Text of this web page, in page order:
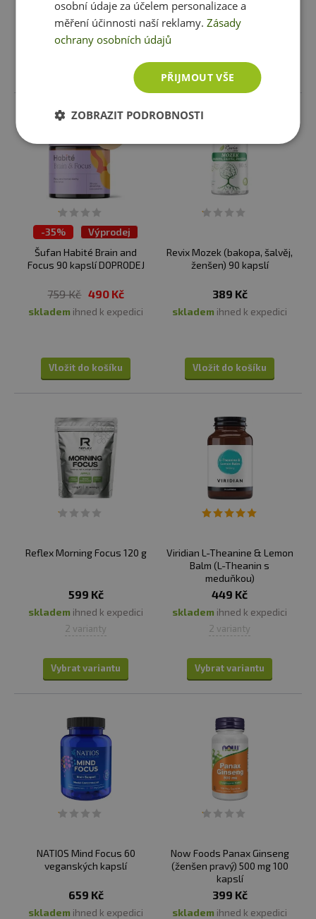
sklademihned k expedici
1 varianta
sklademihned k expedici
Vložit do košíku
-35%
Výprodej
Šufan Habité Brain and
Focus 90 kapslí DOPRODEJ
759 Kč 490 Kč
skladem ihned k expedici
Vložit do košíku
Revix Mozek (bakopa, šalvěj,
ženšen) 90 kapslí
389 Kč
skladem ihned k expedici
Vložit do košíku
Reflex Morning Focus 120 g
599 Kč
skladem ihned k expedici
2 varianty
Vybrat variantu
Viridian L-Theanine & Lemon
Balm (L-Theanin s
meduňkou)
449 Kč
skladem ihned k expedici
2 varianty
Vybrat variantu
NATIOS Mind Focus 60
veganských kapslí
659 Kč
skladem ihned k expedici
Now Foods Panax Ginseng
(ženšen pravý) 500 mg 100
kapslí
399 Kč
skladem ihned k expedici
osobní údaje za účelem personalizace a
měření účinnosti naší reklamy.Zásady
ochrany osobních údajů
PŘIJMOUT VŠE
ZOBRAZIT PODROBNOSTI